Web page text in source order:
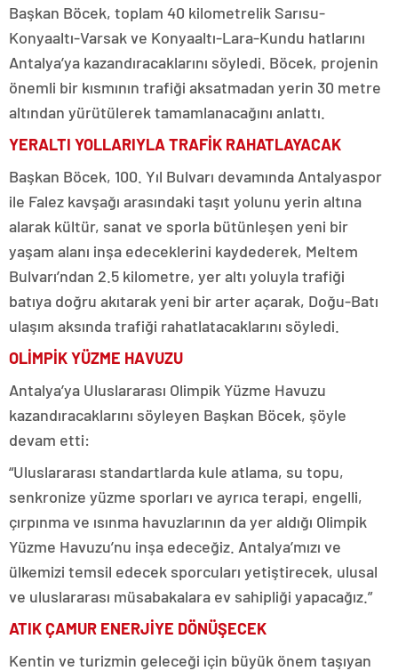
Başkan Böcek, toplam 40 kilometrelik Sarısu-
Konyaaltı-Varsak ve Konyaaltı-Lara-Kundu hatlarını
Antalya’ya kazandıracaklarını söyledi. Böcek, projenin
önemli bir kısmının trafiği aksatmadan yerin 30 metre
altından yürütülerek tamamlanacağını anlattı.
YERALTI YOLLARIYLA TRAFİK RAHATLAYACAK
Başkan Böcek, 100. Yıl Bulvarı devamında Antalyaspor
ile Falez kavşağı arasındaki taşıt yolunu yerin altına
alarak kültür, sanat ve sporla bütünleşen yeni bir
yaşam alanı inşa edeceklerini kaydederek, Meltem
Bulvarı’ndan 2.5 kilometre, yer altı yoluyla trafiği
batıya doğru akıtarak yeni bir arter açarak, Doğu-Batı
ulaşım aksında trafiği rahatlatacaklarını söyledi.
OLİMPİK YÜZME HAVUZU
Antalya’ya Uluslararası Olimpik Yüzme Havuzu
kazandıracaklarını söyleyen Başkan Böcek, şöyle
devam etti:
“Uluslararası standartlarda kule atlama, su topu,
senkronize yüzme sporları ve ayrıca terapi, engelli,
çırpınma ve ısınma havuzlarının da yer aldığı Olimpik
Yüzme Havuzu’nu inşa edeceğiz. Antalya’mızı ve
ülkemizi temsil edecek sporcuları yetiştirecek, ulusal
ve uluslararası müsabakalara ev sahipliği yapacağız.”
ATIK ÇAMUR ENERJİYE DÖNÜŞECEK
Kentin ve turizmin geleceği için büyük önem taşıyan